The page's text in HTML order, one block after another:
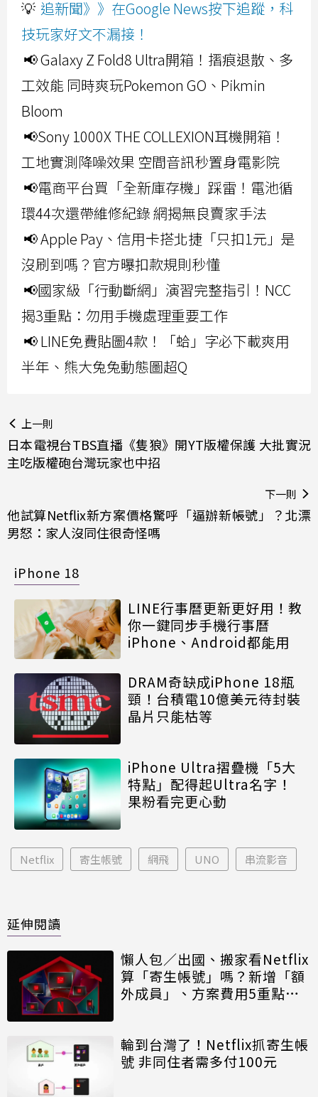
💡 追新聞》》在Google News按下追蹤，科
技玩家好文不漏接！
📢 Galaxy Z Fold8 Ultra開箱！摺痕退散、多
工效能 同時爽玩Pokemon GO、Pikmin
Bloom
📢Sony 1000X THE COLLEXION耳機開箱！
工地實測降噪效果 空間音訊秒置身電影院
📢電商平台買「全新庫存機」踩雷！電池循
環44次還帶維修紀錄 網揭無良賣家手法
📢 Apple Pay、信用卡搭北捷「只扣1元」是
沒刷到嗎？官方曝扣款規則秒懂
📢國家級「行動斷網」演習完整指引！NCC
揭3重點：勿用手機處理重要工作
📢 LINE免費貼圖4款！「蛤」字必下載爽用
半年、熊大兔兔動態圖超Q
上一則
日本電視台TBS直播《隻狼》開YT版權保護 大批實況
主吃版權砲台灣玩家也中招
下一則
他試算Netflix新方案價格驚呼「逼辦新帳號」？北漂
男怒：家人沒同住很奇怪嗎
iPhone 18
LINE行事曆更新更好用！教
你一鍵同步手機行事曆
iPhone、Android都能用
DRAM奇缺成iPhone 18瓶
頸！台積電10億美元待封裝
晶片只能枯等
iPhone Ultra摺疊機「5大
特點」配得起Ultra名字！
果粉看完更心動
Netflix 寄生帳號 網飛 UNO 串流影音
延伸閱讀
懶人包／出國、搬家看Netflix
算「寄生帳號」嗎？新增「額
外成員」、方案費用5重點一
輪到台灣了！Netflix抓寄生帳
號 非同住者需多付100元